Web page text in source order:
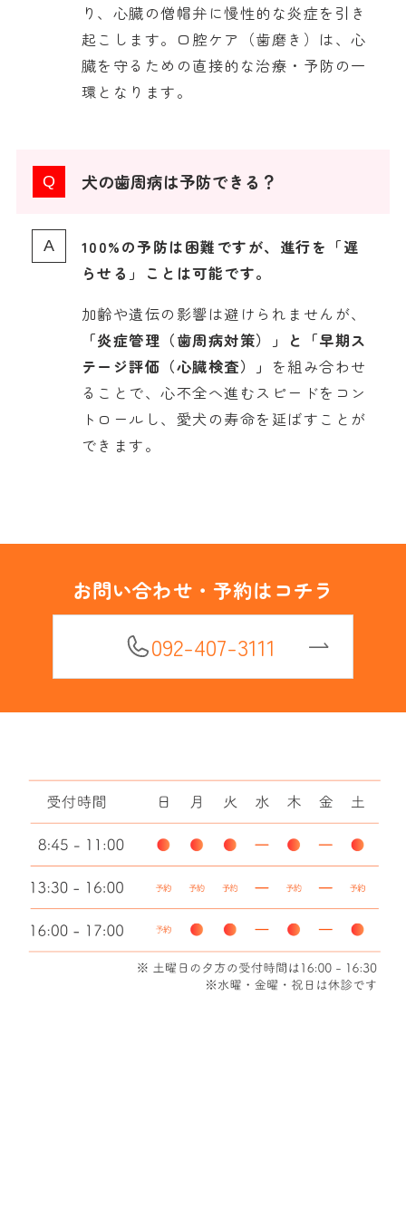
り、心臓の僧帽弁に慢性的な炎症を引き
起こします。口腔ケア（歯磨き）は、心
臓を守るための直接的な治療・予防の一
環となります。
犬の歯周病は予防できる？
100%の予防は困難ですが、進行を「遅
らせる」ことは可能です。
加齢や遺伝の影響は避けられませんが、
「炎症管理（歯周病対策）」と「早期ス
テージ評価（心臓検査）」 を組み合わせ
ることで、心不全へ進むスピードをコン
トロールし、愛犬の寿命を延ばすことが
できます。
お問い合わせ・予約はコチラ
092-407-3111